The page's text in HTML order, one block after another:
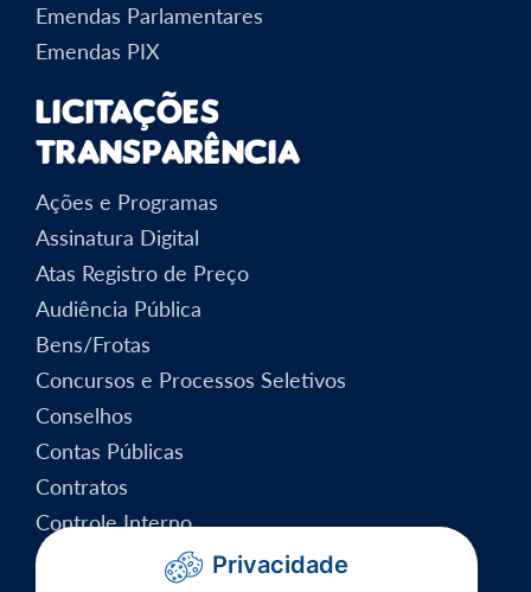
Emendas Parlamentares
Emendas PIX
Licitações
Transparência
Ações e Programas
Assinatura Digital
Atas Registro de Preço
Audiência Pública
Bens/Frotas
Concursos e Processos Seletivos
Conselhos
Contas Públicas
Contratos
Controle Interno
Convênios
Privacidade